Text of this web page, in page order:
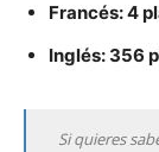
Francés: 4
Inglés: 356
Si quieres